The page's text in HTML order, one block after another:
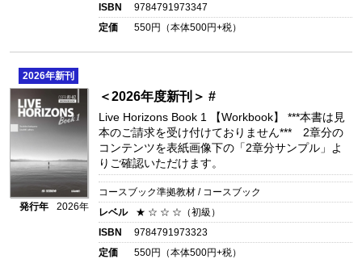
ISBN
9784791973347
定価
550円（本体500円+税）
2026年新刊
発行年 2026年
＜2026年度新刊＞ #
Live Horizons Book 1 【Workbook】
***本書は見
本のご請求を受け付けておりません*** 2章分の
コンテンツを表紙画像下の「2章分サンプル」よ
りご確認いただけます。
コースブック準拠教材 / コースブック
レベル
★ ☆ ☆ ☆（初級）
ISBN
9784791973323
定価
550円（本体500円+税）